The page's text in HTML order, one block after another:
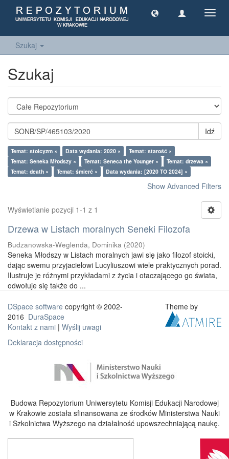
Szukaj
Szukaj
Idź
Temat: stoicyzm × Data wydania: 2020 ×
Temat: starość ×
Temat: Seneka Młodszy ×
Temat: Seneca the Younger ×
Temat: drzewa ×
Temat: death ×
Temat: śmierć × Data wydania: [2020 TO 2024] ×
Show Advanced Filters
Wyświetlanie pozycji 1-1 z 1
Drzewa w Listach moralnych Seneki Filozofa
Budzanowska-Weglenda, Dominika (2020)
Seneka Młodszy w Listach moralnych jawi się jako filozof stoicki,
dając swemu przyjacielowi Lucyliuszowi wiele praktycznych porad.
Ilustruje je różnymi przykładami z życia i otaczającego go świata,
odwołuje się także do ...
DSpace software copyright © 2002-
2016 DuraSpace
Kontakt z nami | Wyślij uwagi
Deklaracja dostępności
Theme by
Budowa Repozytorium Uniwersytetu Komisji Edukacji Narodowej
w Krakowie została sfinansowana ze środków Ministerstwa Nauki
i Szkolnictwa Wyższego na działalność upowszechniającą naukę.